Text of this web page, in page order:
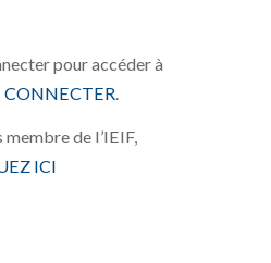
pour accéder à
CONNECTER
membre de l’IEIF,
ICI